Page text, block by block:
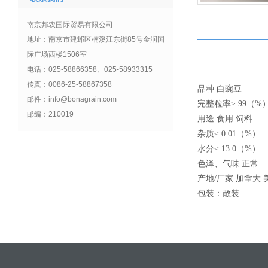
南京邦农国际贸易有限公司
地址：南京市建邺区楠溪江东街85号金润国
际广场西楼1506室
电话：025-58866358、025-58933315
传真：0086-25-58867358
邮件：info@bonagrain.com
邮编：210019
品种 白豌豆
完整粒率≥ 99 （%
用途 食用 饲料
杂质≤ 0.01 （%）
水分≤ 13.0 （%）
色泽、气味 正常
产地/厂家 加拿大
包装：散装